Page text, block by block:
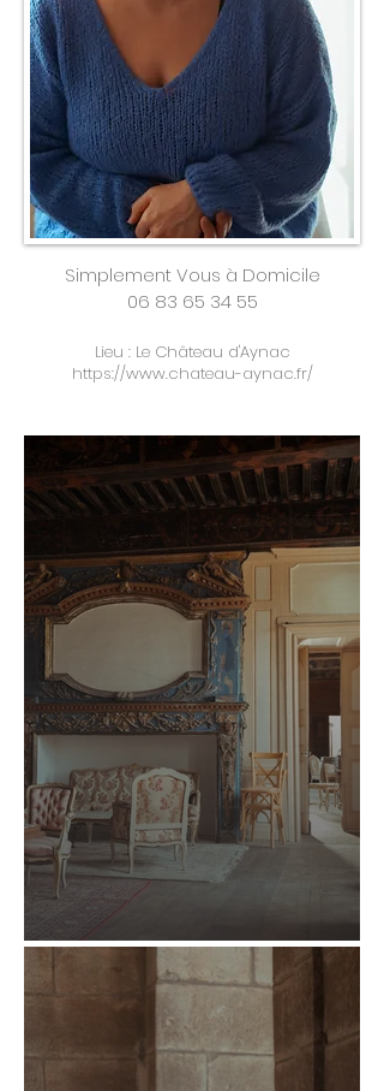
Simplement Vous à Domicile
06 83 65 34 55
Lieu : Le Château d'Aynac
https://www.chateau-aynac.fr/